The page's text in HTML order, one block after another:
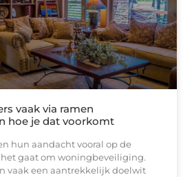
vaak via ramen
hoe je dat voorkomt
hun aandacht vooral op de
gaat om woningbeveiliging.
vaak een aantrekkelijk doelwit